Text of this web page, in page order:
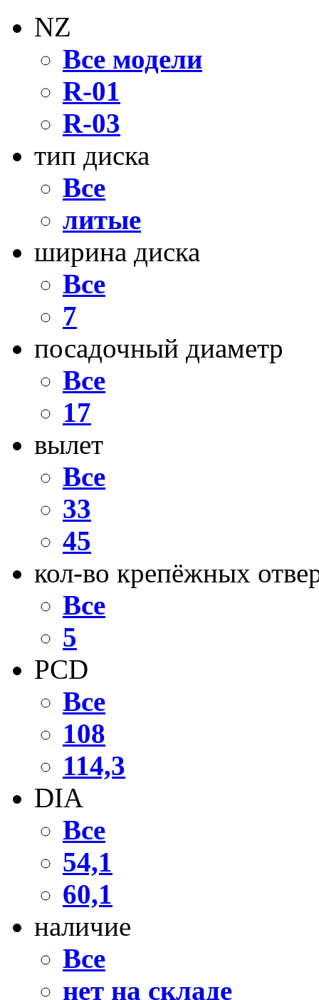
NZ
Все модели
R-01
R-03
тип диска
Все
литые
ширина диска
Все
7
посадочный диаметр
Все
17
вылет
Все
33
45
кол-во крепёжных
Все
5
PCD
Все
108
114,3
DIA
Все
54,1
60,1
наличие
Все
нет на складе